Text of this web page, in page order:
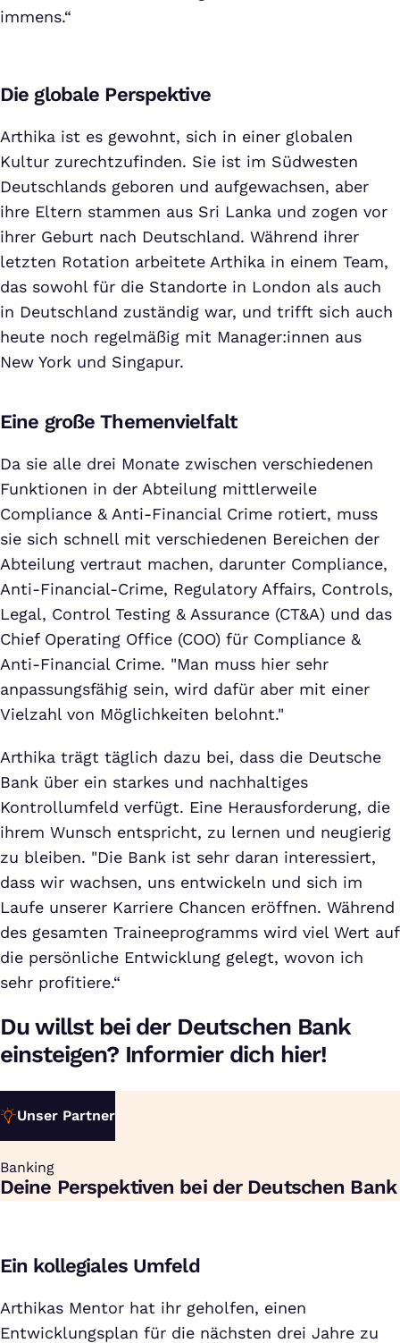
immens.“
Die globale Perspektive
Arthika ist es gewohnt, sich in einer globalen
Kultur zurechtzufinden. Sie ist im Südwesten
Deutschlands geboren und aufgewachsen, aber
ihre Eltern stammen aus Sri Lanka und zogen vor
ihrer Geburt nach Deutschland. Während ihrer
letzten Rotation arbeitete Arthika in einem Team,
das sowohl für die Standorte in London als auch
in Deutschland zuständig war, und trifft sich auch
heute noch regelmäßig mit Manager:innen aus
New York und Singapur.
Eine große Themenvielfalt
Da sie alle drei Monate zwischen verschiedenen
Funktionen in der Abteilung mittlerweile
Compliance & Anti-Financial Crime rotiert, muss
sie sich schnell mit verschiedenen Bereichen der
Abteilung vertraut machen, darunter Compliance,
Anti-Financial-Crime, Regulatory Affairs, Controls,
Legal, Control Testing & Assurance (CT&A) und das
Chief Operating Office (COO) für Compliance &
Anti-Financial Crime. "Man muss hier sehr
anpassungsfähig sein, wird dafür aber mit einer
Vielzahl von Möglichkeiten belohnt."
Arthika trägt täglich dazu bei, dass die Deutsche
Bank über ein starkes und nachhaltiges
Kontrollumfeld verfügt. Eine Herausforderung, die
ihrem Wunsch entspricht, zu lernen und neugierig
zu bleiben. "Die Bank ist sehr daran interessiert,
dass wir wachsen, uns entwickeln und sich im
Laufe unserer Karriere Chancen eröffnen. Während
des gesamten Traineeprogramms wird viel Wert auf
die persönliche Entwicklung gelegt, wovon ich
sehr profitiere.“
Du willst bei der Deutschen Bank
einsteigen? Informier dich hier!
Unser Partner
Banking
:
Deine Perspektiven bei der Deutschen Bank
Ein kollegiales Umfeld
Arthikas Mentor hat ihr geholfen, einen
Entwicklungsplan für die nächsten drei Jahre zu